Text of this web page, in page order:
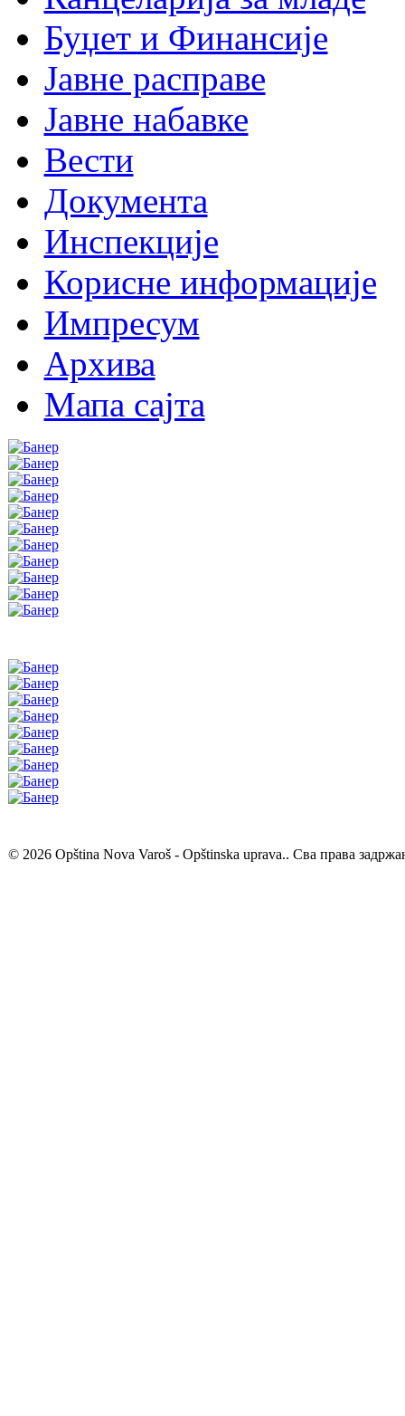
Буџет и Финансије
Јавне расправе
Јавне набавке
Вести
Документа
Инспекције
Корисне информације
Импресум
Архива
Мапа сајта
© 2026 Opština Nova Varoš - Opštinska uprava.. Сва права